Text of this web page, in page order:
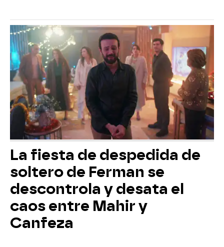
La fiesta de despedida de
soltero de Ferman se
descontrola y desata el
caos entre Mahir y
Canfeza